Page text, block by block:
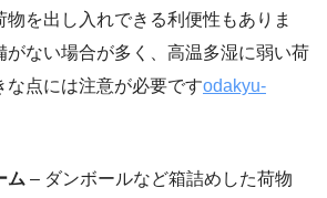
を出し入れできる利便性もありま
がない場合が多く、高温多湿に弱い荷
な点には注意が必要ですodakyu-
ム – ダンボールなど箱詰めした荷物